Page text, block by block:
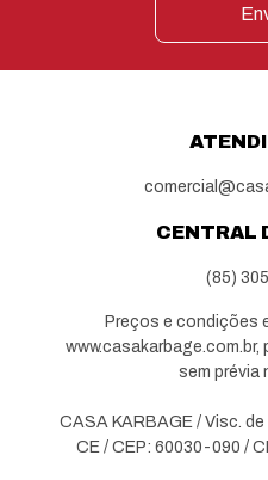
CENTRAL
(85)
Preços e condições
sem prévia
CASA KARBAGE / Visc.
CE / CEP: 60030-090 /